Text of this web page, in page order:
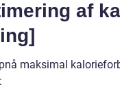
af
maksimal